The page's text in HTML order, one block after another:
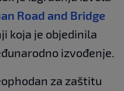
Road and Bridge
koja je objedinila
izvođenje.
za zaštitu